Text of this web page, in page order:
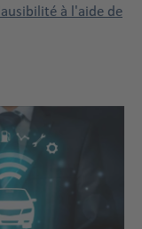
à l'aide de